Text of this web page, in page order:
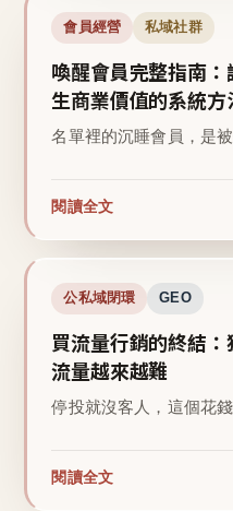
會員經營 私域社群
喚醒會員完整指南
生商業價值的系統方
名單裡的沉睡會員，是
閱讀全文
公私域閉環 GEO
買流量行銷的終結
流量越來越難
停投就沒客人，這個花
閱讀全文